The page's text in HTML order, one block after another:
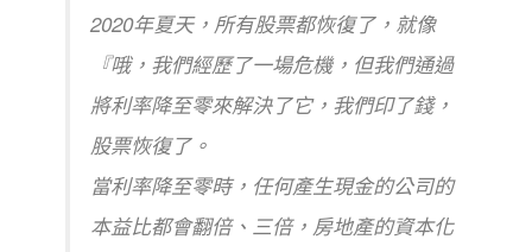
2020年夏天，所有股票都恢復了，就像
『哦，我們經歷了一場危機，但我們通過
將利率降至零來解決了它，我們印了錢，
股票恢復了。
當利率降至零時，任何產生現金的公司的
本益比都會翻倍、三倍，房地產的資本化